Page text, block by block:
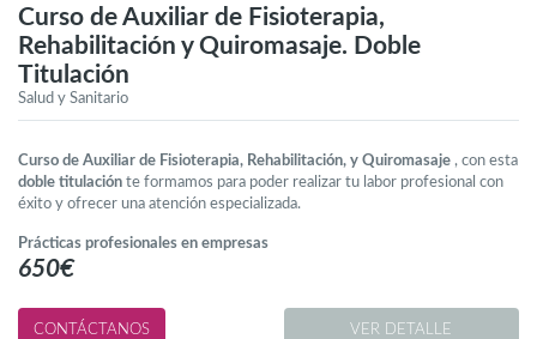
Curso de Auxiliar de Fisioterapia,
Rehabilitación y Quiromasaje. Doble
Titulación
Salud y Sanitario
Curso de Auxiliar de Fisioterapia, Rehabilitación, y Quiromasaje , con esta
doble titulación te formamos para poder realizar tu labor profesional con
éxito y ofrecer una atención especializada.
Prácticas profesionales en empresas
650€
VER DETALLE